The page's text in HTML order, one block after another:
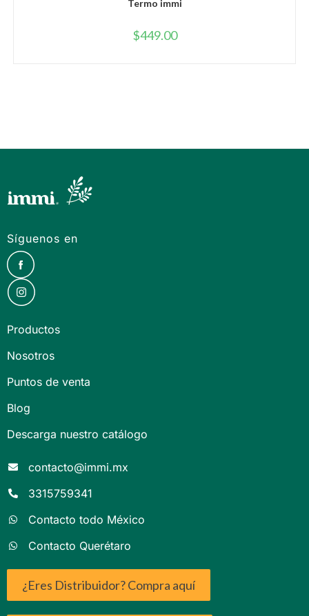
Termo immi
$449.00
Síguenos en
Productos
Nosotros
Puntos de venta
Blog
Descarga nuestro catálogo
contacto@immi.mx
3315759341
Contacto todo México
Contacto Querétaro
¿Eres Distribuidor? Compra aquí